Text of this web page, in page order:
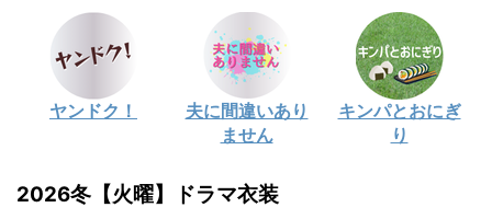
ヤンドク！
夫に間違いあり
ません
キンパとおにぎ
り
2026冬【火曜】ドラマ衣装